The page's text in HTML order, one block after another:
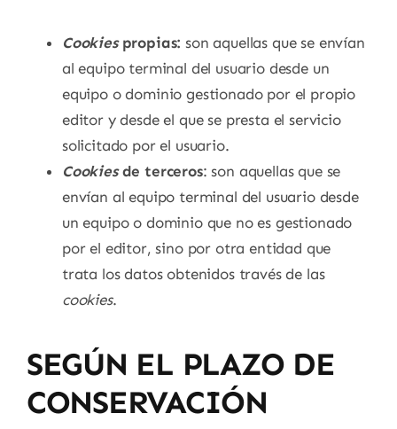
Cookies propias: son aquellas que se envían
al equipo terminal del usuario desde un
equipo o dominio gestionado por el propio
editor y desde el que se presta el servicio
solicitado por el usuario.
Cookiesde terceros: son aquellas que se
envían al equipo terminal del usuario desde
un equipo o dominio que no es gestionado
por el editor, sino por otra entidad que
trata los datos obtenidos través de las
cookies.
SEGÚN EL PLAZO DE
CONSERVACIÓN